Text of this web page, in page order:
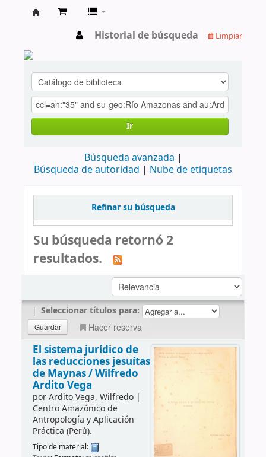
Historial de búsqueda Limpiar
Ir
Búsqueda avanzada
Búsqueda de autoridad
Nube de etiquetas
Refinar su búsqueda
Su búsqueda retornó 2
resultados.
| Seleccionar títulos para:
Hacer reserva
El sistema jurídico de
las reducciones jesuítas
de Maynas /Wilfredo
Ardito Vega
porArdito Vega, Wilfredo|
Centro Amazónico de
Antropología y Aplicación
Práctica (Perú).
Tipo de material: